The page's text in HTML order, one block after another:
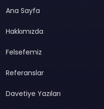
Ana Sayfa
Hakkımızda
Felsefemiz
Referanslar
Davetiye Yazıları